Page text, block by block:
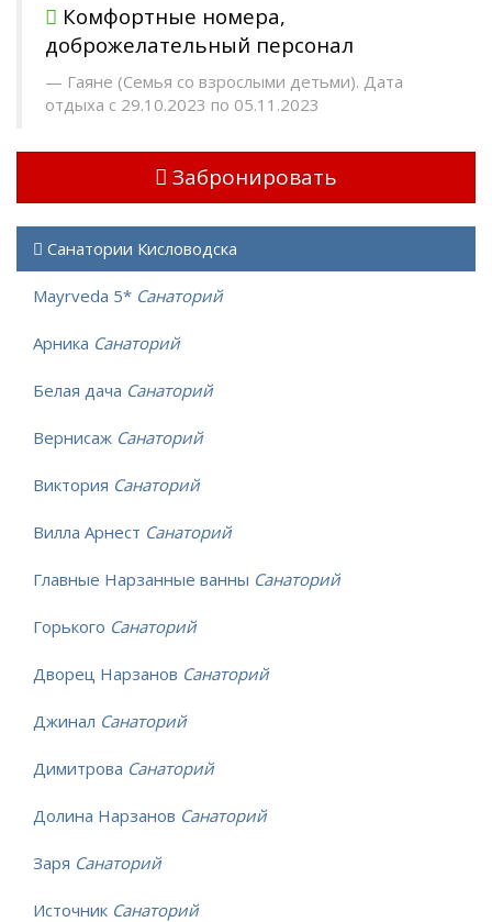
Комфортные номера,
доброжелательный персонал
Гаяне (Семья со взрослыми детьми). Дата
отдыха с 29.10.2023 по 05.11.2023
Забронировать
Санатории Кисловодска
Mayrveda 5* Санаторий
Арника Санаторий
Белая дача Санаторий
Вернисаж Санаторий
Виктория Санаторий
Вилла Арнест Санаторий
Главные Нарзанные ванны Санаторий
Горького Санаторий
Дворец Нарзанов Санаторий
Джинал Санаторий
Димитрова Санаторий
Долина Нарзанов Санаторий
Заря Санаторий
Источник Санаторий